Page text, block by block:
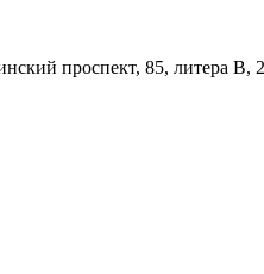
проспект, 85, литера В,